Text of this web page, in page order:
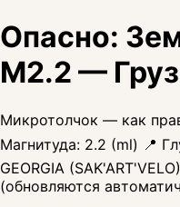
Опасно:
M2.2 —
Микротолчок — как
Магнитуда: 2.2 (ml) 📍
GEORGIA
(обновляются